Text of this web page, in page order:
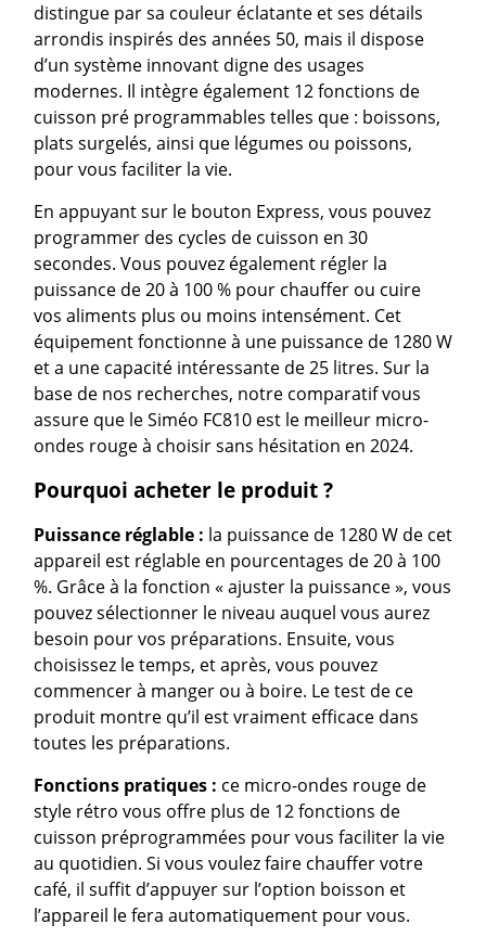
distingue par sa couleur éclatante et ses détails
arrondis inspirés des années 50, mais il dispose
d’un système innovant digne des usages
modernes. Il intègre également 12 fonctions de
cuisson pré programmables telles que : boissons,
plats surgelés, ainsi que légumes ou poissons,
pour vous faciliter la vie.
En appuyant sur le bouton Express, vous pouvez
programmer des cycles de cuisson en 30
secondes. Vous pouvez également régler la
puissance de 20 à 100 % pour chauffer ou cuire
vos aliments plus ou moins intensément. Cet
équipement fonctionne à une puissance de 1280 W
et a une capacité intéressante de 25 litres. Sur la
base de nos recherches, notre comparatif vous
assure que le Siméo FC810 est le meilleur micro-
ondes rouge à choisir sans hésitation en 2024.
Pourquoi acheter le produit ?
Puissance réglable : la puissance de 1280 W de cet
appareil est réglable en pourcentages de 20 à 100
%. Grâce à la fonction « ajuster la puissance », vous
pouvez sélectionner le niveau auquel vous aurez
besoin pour vos préparations. Ensuite, vous
choisissez le temps, et après, vous pouvez
commencer à manger ou à boire. Le test de ce
produit montre qu’il est vraiment efficace dans
toutes les préparations.
Fonctions pratiques : ce micro-ondes rouge de
style rétro vous offre plus de 12 fonctions de
cuisson préprogrammées pour vous faciliter la vie
au quotidien. Si vous voulez faire chauffer votre
café, il suffit d’appuyer sur l’option boisson et
l’appareil le fera automatiquement pour vous.